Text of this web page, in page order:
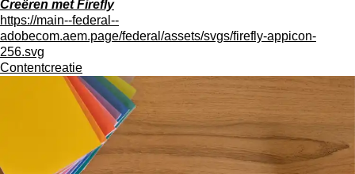
Creëren met Firefly
https://main--federal--
adobecom.aem.page/federal/assets/svgs/firefly-appicon-
256.svg
Contentcreatie